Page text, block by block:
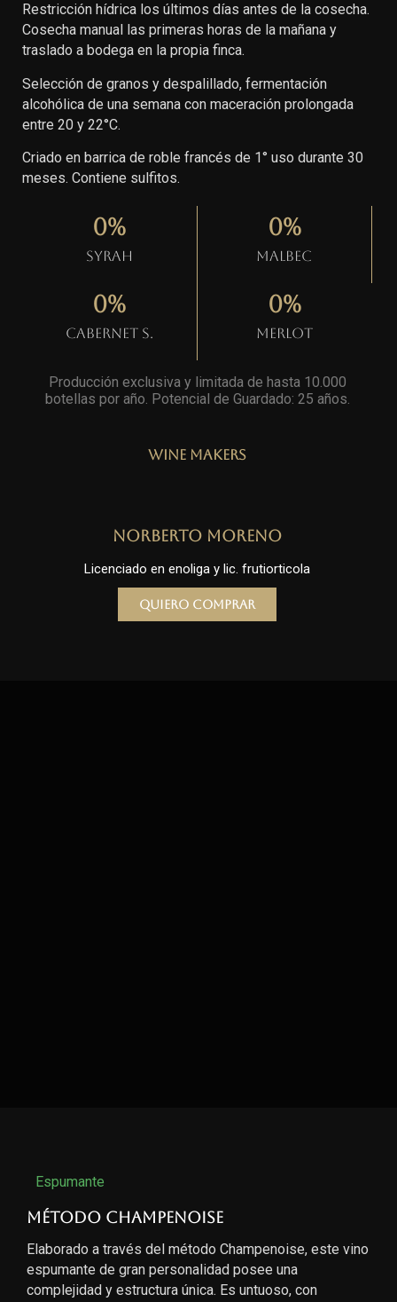
Restricción hídrica los últimos días antes de la cosecha.
Cosecha manual las primeras horas de la mañana y
traslado a bodega en la propia finca.
Selección de granos y despalillado, fermentación
alcohólica de una semana con maceración prolongada
entre 20 y 22°C.
Criado en barrica de roble francés de 1° uso durante 30
meses. Contiene sulfitos.
Syrah
0%
Malbec
0%
Cabernet S.
0%
Merlot
0%
Producción exclusiva y limitada de hasta 10.000
botellas por año. Potencial de Guardado: 25 años
Wine Makers
Norberto Moreno
Licenciado en enoliga y lic. frutiorticola
Quiero comprar
Espumante
Método Champenoise
Elaborado a través del método Champenoise, este vino
espumante de gran personalidad posee una
complejidad y estructura única. Es untuoso, con